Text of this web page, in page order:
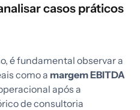
casos práticos
é fundamental observar a
como a margem EBITDA
após a
de consultoria